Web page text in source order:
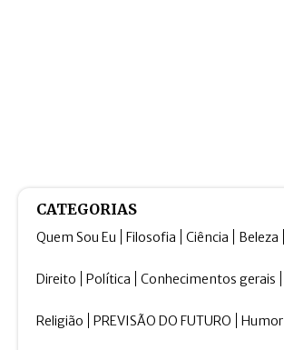
CATEGORIAS
Quem Sou Eu Filosofia Ciência Beleza
Direito Política Conhecimentos gerais
Religião PREVISÃO DO FUTURO Humor